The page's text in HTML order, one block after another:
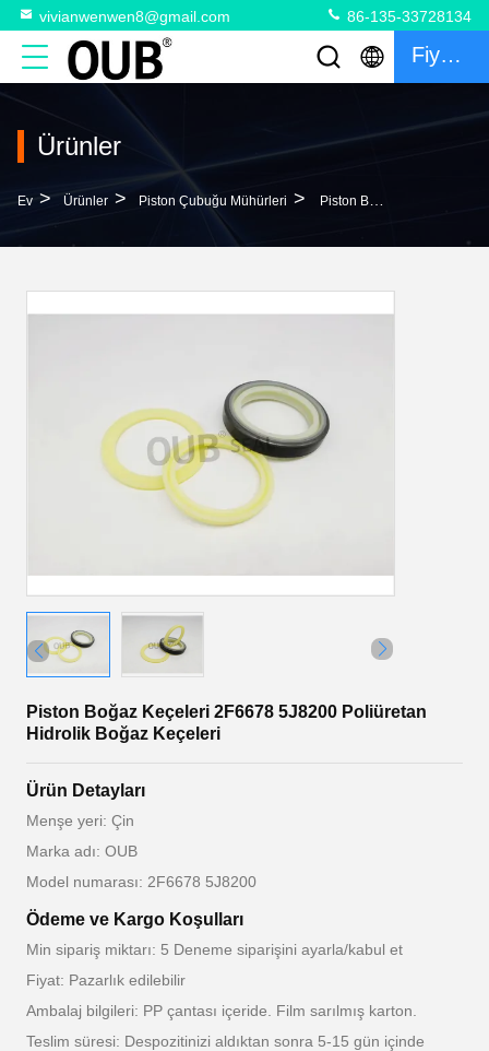
vivianwenwen8@gmail.com 86-135-33728134
Fiyat Teklifi
Ürünler
Ev > Ürünler > Piston Çubuğu Mühürleri > Piston Boğaz Keçeleri 2F6678 5J8200 Poliüretan Hidrolik Boğaz Keçeleri
Piston Boğaz Keçeleri 2F6678 5J8200 Poliüretan
Hidrolik Boğaz Keçeleri
Ürün Detayları
Menşe yeri: Çin
Marka adı: OUB
Model numarası: 2F6678 5J8200
Ödeme ve Kargo Koşulları
Min sipariş miktarı: 5 Deneme siparişini ayarla/kabul et
Fiyat: Pazarlık edilebilir
Ambalaj bilgileri: PP çantası içeride. Film sarılmış karton.
Teslim süresi: Despozitinizi aldıktan sonra 5-15 gün içinde